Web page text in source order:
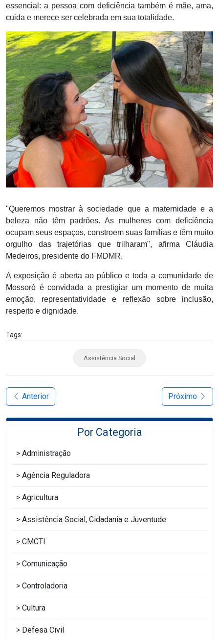
essencial: a pessoa com deficiência também é mãe, ama,
cuida e merece ser celebrada em sua totalidade.
"Queremos mostrar à sociedade que a maternidade e a
beleza não têm padrões. As mulheres com deficiência
ocupam seus espaços, constroem suas famílias e têm muito
orgulho das trajetórias que trilharam", afirma Cláudia
Medeiros, presidente do FMDMR.
A exposição é aberta ao público e toda a comunidade de
Mossoró é convidada a prestigiar um momento de muita
emoção, representatividade e reflexão sobre inclusão,
respeito e dignidade.
Tags:
Assistência Social
Anterior Próximo
Por Categoria
Administração
Agência Reguladora
Agricultura
Assistência Social, Cidadania e Juventude
CMCTI
Comunicação
Controladoria
Cultura
Defesa Civil